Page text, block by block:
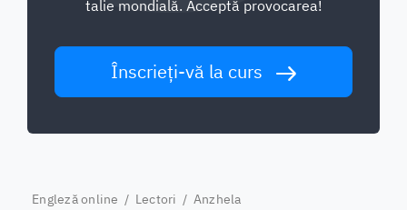
talie mondială. Acceptă provocarea!
Înscrieți-vă la curs
Engleză online / Lectori / Anzhela